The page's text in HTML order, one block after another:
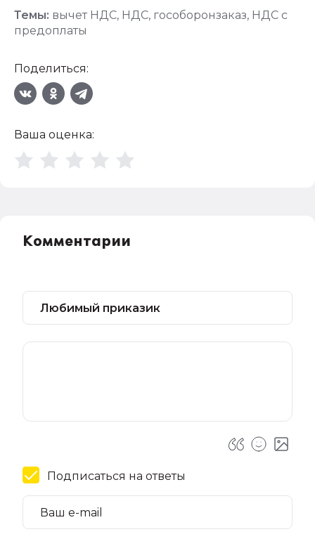
Темы: вычет НДС, НДС, гособоронзаказ, НДС с
предоплаты
Поделиться:
Ваша оценка:
Комментарии
Подписаться на ответы